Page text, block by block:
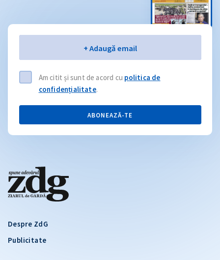
Despre ZdG
Publicitate
+ Adaugă email
Am citit și sunt de acord cu politica de
confidențialitate.
ABONEAZĂ-TE